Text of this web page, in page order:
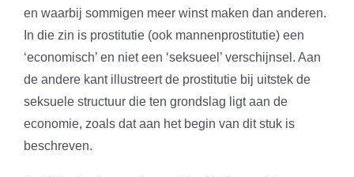
en waarbij sommigen meer winst maken dan anderen.
In die zin is prostitutie (ook mannenprostitutie) een
‘economisch’ en niet een ‘seksueel’ verschijnsel. Aan
de andere kant illustreert de prostitutie bij uitstek de
seksuele structuur die ten grondslag ligt aan de
economie, zoals dat aan het begin van dit stuk is
beschreven.